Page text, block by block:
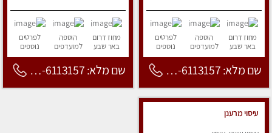
מחוז דרום
באר שבע
הוספה
למועדפים
לפרטים
נוספים
שם מלא: 053-6113157
מחוז דרום
באר שבע
הוספה
למועדפים
לפרטים
נוספים
שם מלא: 053-6113157
עיסוי מרענן